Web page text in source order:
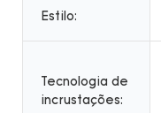
Estilo:
Tecnologia de
incrustações: